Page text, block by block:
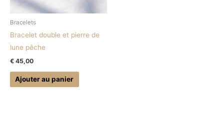
Bracelets
Bracelet double et pierre de
lune pêche
€ 45,00
Ajouter au panier